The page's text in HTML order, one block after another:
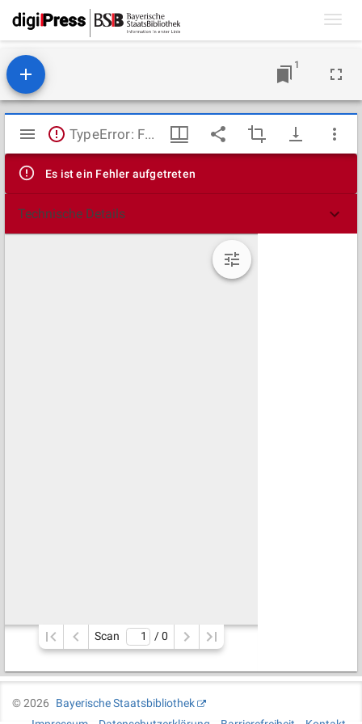
1
Mirador
Viewer
TypeError: Failed to fetch
Es ist ein Fehler aufgetreten
Technische Details
Scan / 0
©2026
Bayerische Staatsbibliothek